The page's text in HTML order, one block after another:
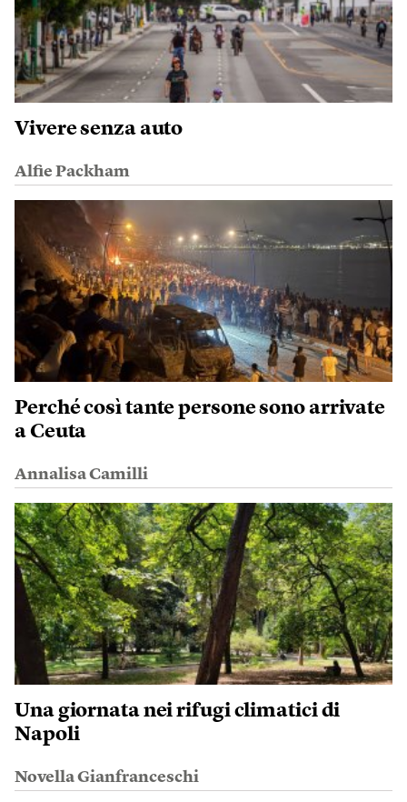
Vivere senza auto
Alfie Packham
Perché così tante persone sono arrivate
a Ceuta
Annalisa Camilli
Una giornata nei rifugi climatici di
Napoli
Novella Gianfranceschi